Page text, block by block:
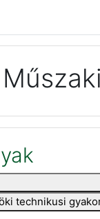
technikusi